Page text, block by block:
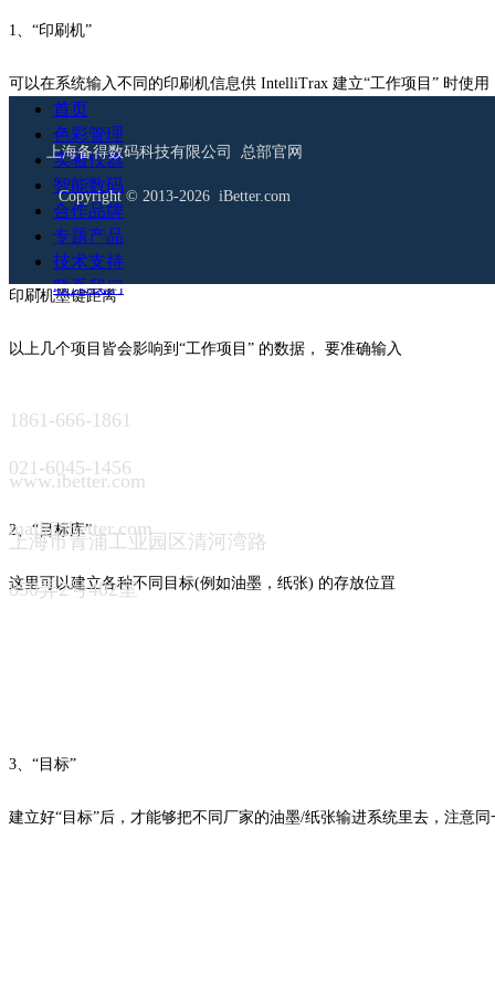
1、“印刷机”
可以在系统输入不同的印刷机信息供 IntelliTrax 建立“工作项目” 时使
印刷机属性(双面，单面，或其他印刷)
印刷机颜色单元数量
印刷机墨键数量
印刷机墨键距离
以上几个项目皆会影响到“工作项目” 的数据， 要准确输入
2、“目标库”
这里可以建立各种不同目标(例如油墨，纸张) 的存放位罝
3、“目标”
建立好“目标”后，才能够把不同厂家的油墨/纸张输进系统里去，注意
首页
色彩管理
实验仪器
智能数码
合作品牌
专题产品
技术支持
联系我们
上海备得数码科技有限公司 总部官网
Copyright © 2013-2026 iBetter.com
1861-666-1861
021-6045-1456
www.ibetter.com
mail@ibetter.com
上海市青浦工业园区清河湾路
850弄2号402室